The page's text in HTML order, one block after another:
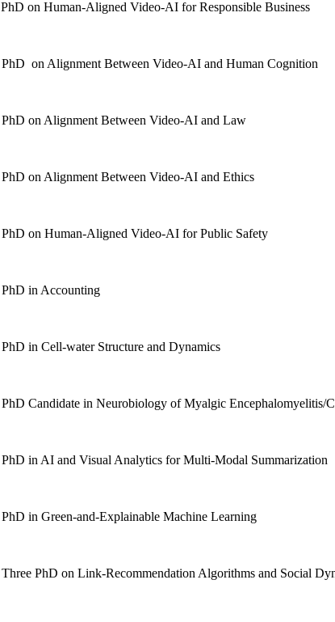
PhD on Human-Aligned Video-AI for Responsible Business
PhD on Alignment Between Video-AI and Human Cognition
PhD on Alignment Between Video-AI and Law
PhD on Alignment Between Video-AI and Ethics
PhD on Human-Aligned Video-AI for Public Safety
PhD in Accounting
PhD in Cell-water Structure and Dynamics
PhD Candidate in Neurobiology of Myalgic Encephalomyelitis/
PhD in AI and Visual Analytics for Multi-Modal Summarization
PhD in Green-and-Explainable Machine Learning
Three PhD on Link-Recommendation Algorithms and Social